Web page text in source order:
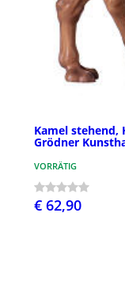
Kamel stehend,
Grödner
VORRÄTIG
€ 62,90